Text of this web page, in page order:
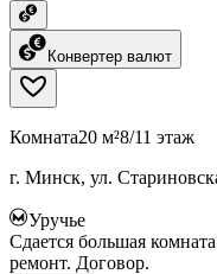
Конвертер валют
Комната20 м²8/11 этаж
г. Минск, ул.
Уручье
Сдается большая
ремонт. Договор.